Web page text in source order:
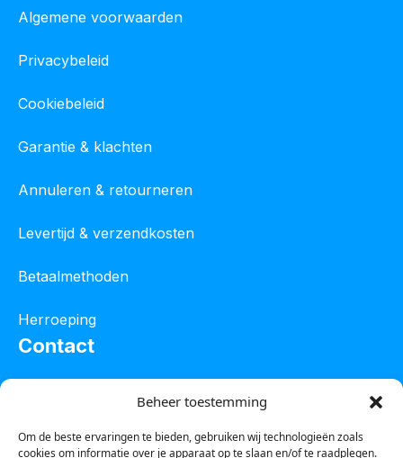
Beheer toestemming
Om de beste ervaringen te bieden, gebruiken wij technologieën zoals
cookies om informatie over je apparaat op te slaan en/of te raadplegen.
Algemene voorwaarden
Privacybeleid
Cookiebeleid
Garantie & klachten
Annuleren & retourneren
Levertijd & verzendkosten
Betaalmethoden
Herroeping
Contact